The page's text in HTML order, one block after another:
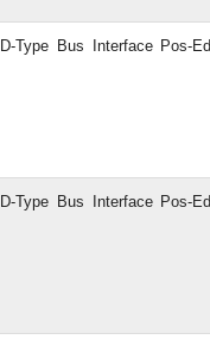
Type Bus Interface Pos-
Type Bus Interface Pos-